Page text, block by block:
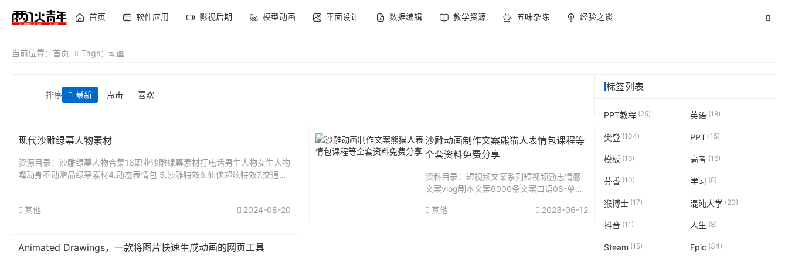
首页 软件应用 影视后期 模型动画 平面设计 数据编辑 教学资源 五味杂陈 经验之谈
当前位置： 首页 Tags：动画
排序 最新 点击 喜欢
现代沙雕绿幕人物素材
资源目录：沙雕绿幕人物合集16职业沙雕绿幕素材打电话男生人物女生人物
嘴动身不动赠品绿幕素材4.动态表情包 5.沙雕特效6.仙侠超炫特效7.交通工
其他 2024-08-20
沙雕动画制作文案熊猫人表情包课程等
全套资料免费分享
资料目录：短视频文案系列短视频励志情感
文案vlog剧本文案6000条文案口语08-单人
案05-爱情语录文案04-情感伤感独白类文案
其他 2023-06-12
Animated Drawings，一款将图片快速生成动画的网页工具
标签列表
PPT教程 (25) 英语(18)
樊登 (104) PPT(15)
模板 (16) 高考(16)
芬香 (10) 学习 (8)
猴博士 (17) 混沌大学 (20)
抖音 (11) 人生 (8)
Steam (15) Epic (34)